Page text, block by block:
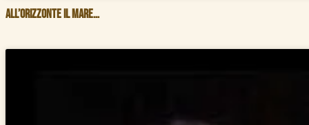
All’orizzonte il mare…